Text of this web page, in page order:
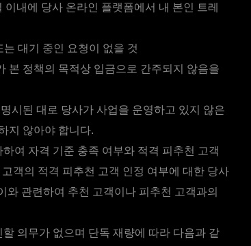
내에 당사 온라인 플랫폼에서 내 본인 트레
대기 중인 요청이 없을 것
본 정책의 목적상 입금으로 간주되지 않음을
시된 대로 당사가 사업을 운영하고 있지 않은
지 않아야 합니다.
여 자격 기준 충족 여부와 적격 피추천 고객
객의 적격 피추천 고객 인정 여부에 대한 당사
관련하여 추천 고객이나 피추천 고객과의
의무가 없으며 단독 재량에 따라 다음과 같